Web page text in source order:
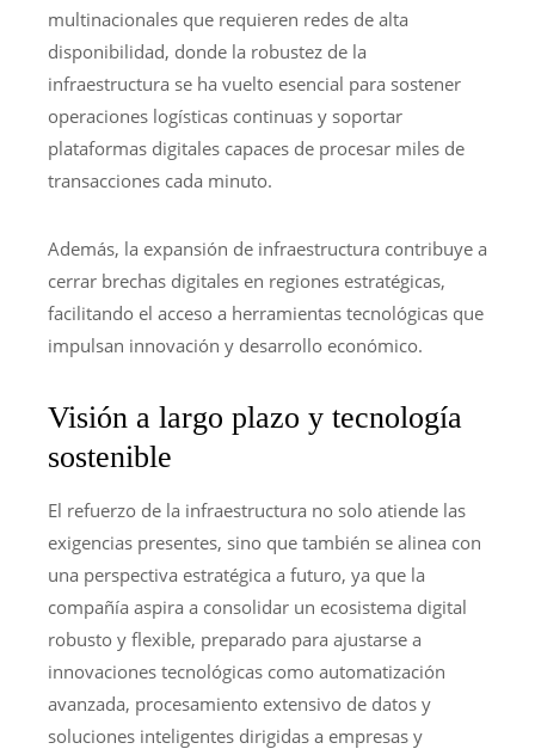
multinacionales que requieren redes de alta
disponibilidad, donde la robustez de la
infraestructura se ha vuelto esencial para sostener
operaciones logísticas continuas y soportar
plataformas digitales capaces de procesar miles de
transacciones cada minuto.
Además, la expansión de infraestructura contribuye a
cerrar brechas digitales en regiones estratégicas,
facilitando el acceso a herramientas tecnológicas que
impulsan innovación y desarrollo económico.
Visión a largo plazo y tecnología
sostenible
El refuerzo de la infraestructura no solo atiende las
exigencias presentes, sino que también se alinea con
una perspectiva estratégica a futuro, ya que la
compañía aspira a consolidar un ecosistema digital
robusto y flexible, preparado para ajustarse a
innovaciones tecnológicas como automatización
avanzada, procesamiento extensivo de datos y
soluciones inteligentes dirigidas a empresas y